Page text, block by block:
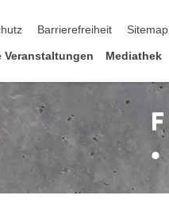
Barrierefreiheit Sitemap
Veranstaltungen Mediathek